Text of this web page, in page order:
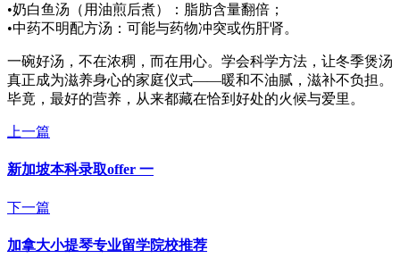
•奶白鱼汤（用油煎后煮）：脂肪含量翻倍；
•中药不明配方汤：可能与药物冲突或伤肝肾。
一碗好汤，不在浓稠，而在用心。学会科学方法，让冬季煲汤
真正成为滋养身心的家庭仪式——暖和不油腻，滋补不负担。
毕竟，最好的营养，从来都藏在恰到好处的火候与爱里。
上一篇
新加坡本科录取offer 一
下一篇
加拿大小提琴专业留学院校推荐